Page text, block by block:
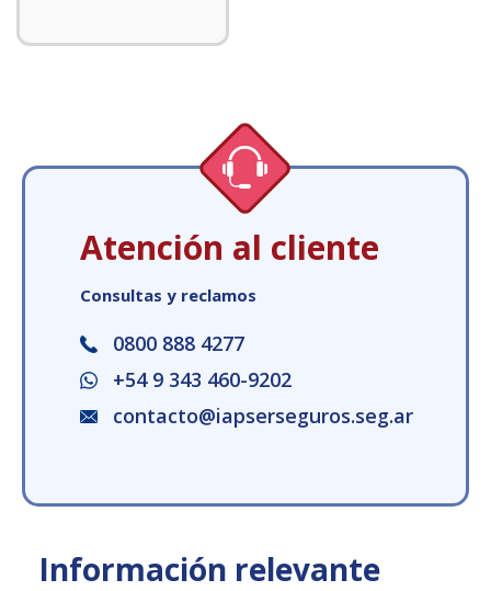
Atención al cliente
Consultas y reclamos
0800 888 4277
+54 9 343 460-9202
contacto@iapserseguros.seg.ar
Información relevante